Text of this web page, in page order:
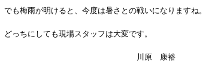
でも梅雨が明けると、今度は暑さとの戦いになりますね。
どっちにしても現場スタッフは大変です。
川原 康裕